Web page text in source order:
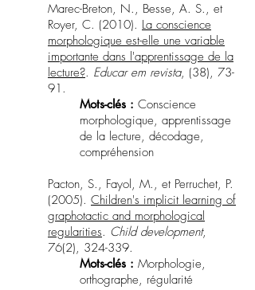
Marec-Breton, N., Besse, A. S., et
Royer, C. (2010). La conscience
morphologique est-elle une variable
importante dans l'apprentissage de la
lecture?. Educar em revista, (38), 73-
91.
Mots-clés : Conscience
morphologique, apprentissage
de la lecture, décodage,
compréhension
Pacton, S., Fayol, M., et Perruchet, P.
(2005). Children's implicit learning of
graphotactic and morphological
regularities. Child development,
76(2), 324-339.
Mots-clés : Morphologie,
orthographe, régularité